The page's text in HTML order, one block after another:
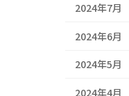
2024年7月
2024年6月
2024年5月
2024年4月